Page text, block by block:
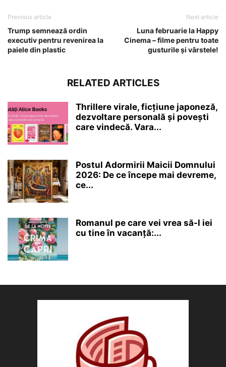
Previous article
Trump semnează ordin
executiv pentru revenirea la
paiele din plastic
Next article
Luna februarie la Happy
Cinema – filme pentru toate
gusturile și vârstele!
RELATED ARTICLES
Thrillere virale, ficțiune japoneză,
dezvoltare personală și povești
care vindecă. Vara...
Postul Adormirii Maicii Domnului
2026: De ce începe mai devreme,
ce...
Romanul pe care vei vrea să-l iei
cu tine în vacanță:...